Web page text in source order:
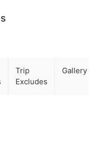
Trip
Excludes
Gallery